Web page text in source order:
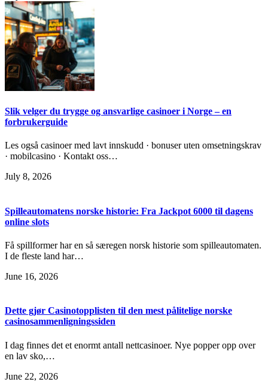
Slik velger du trygge og ansvarlige casinoer i Norge – en
forbrukerguide
Les også casinoer med lavt innskudd · bonuser uten omsetningskrav
· mobilcasino · Kontakt oss…
July 8, 2026
Spilleautomatens norske historie: Fra Jackpot 6000 til dagens
online slots
Få spillformer har en så særegen norsk historie som spilleautomaten.
I de fleste land har…
June 16, 2026
Dette gjør Casinotopplisten til den mest pålitelige norske
casinosammenligningssiden
I dag finnes det et enormt antall nettcasinoer. Nye popper opp over
en lav sko,…
June 22, 2026